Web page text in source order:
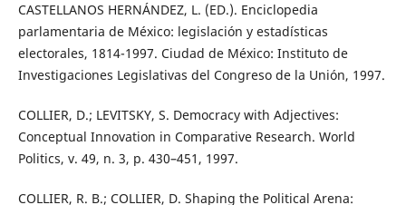
CASTELLANOS HERNÁNDEZ, L. (ED.). Enciclopedia
parlamentaria de México: legislación y estadísticas
electorales, 1814-1997. Ciudad de México: Instituto de
Investigaciones Legislativas del Congreso de la Unión, 1997.
COLLIER, D.; LEVITSKY, S. Democracy with Adjectives:
Conceptual Innovation in Comparative Research. World
Politics, v. 49, n. 3, p. 430–451, 1997.
COLLIER, R. B.; COLLIER, D. Shaping the Political Arena: